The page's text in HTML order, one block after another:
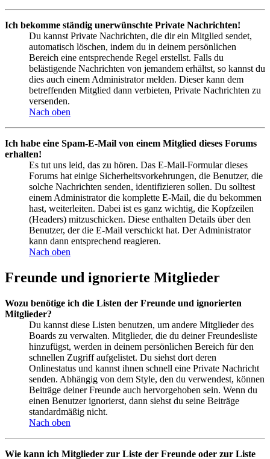
Ich bekomme ständig unerwünschte Private Nachrichten!
Du kannst Private Nachrichten, die dir ein Mitglied sendet,
automatisch löschen, indem du in deinem persönlichen
Bereich eine entsprechende Regel erstellst. Falls du
belästigende Nachrichten von jemandem erhältst, so kannst du
dies auch einem Administrator melden. Dieser kann dem
betreffenden Mitglied dann verbieten, Private Nachrichten zu
versenden.
Nach oben
Ich habe eine Spam-E-Mail von einem Mitglied dieses Forums
erhalten!
Es tut uns leid, das zu hören. Das E-Mail-Formular dieses
Forums hat einige Sicherheitsvorkehrungen, die Benutzer, die
solche Nachrichten senden, identifizieren sollen. Du solltest
einem Administrator die komplette E-Mail, die du bekommen
hast, weiterleiten. Dabei ist es ganz wichtig, die Kopfzeilen
(Headers) mitzuschicken. Diese enthalten Details über den
Benutzer, der die E-Mail verschickt hat. Der Administrator
kann dann entsprechend reagieren.
Nach oben
Freunde und ignorierte Mitglieder
Wozu benötige ich die Listen der Freunde und ignorierten
Mitglieder?
Du kannst diese Listen benutzen, um andere Mitglieder des
Boards zu verwalten. Mitglieder, die du deiner Freundesliste
hinzufügst, werden in deinem persönlichen Bereich für den
schnellen Zugriff aufgelistet. Du siehst dort deren
Onlinestatus und kannst ihnen schnell eine Private Nachricht
senden. Abhängig von dem Style, den du verwendest, können
Beiträge deiner Freunde auch hervorgehoben sein. Wenn du
einen Benutzer ignorierst, dann siehst du seine Beiträge
standardmäßig nicht.
Nach oben
Wie kann ich Mitglieder zur Liste der Freunde oder zur Liste